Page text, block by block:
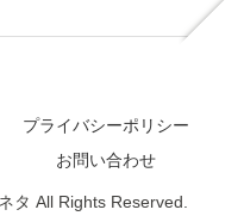
プライバシーポリシー
お問い合わせ
タ All Rights Reserved.